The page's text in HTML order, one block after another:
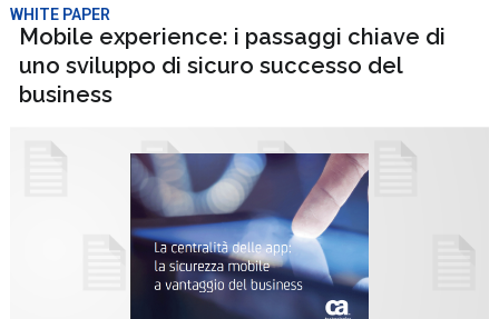
WHITE PAPER
Mobile experience: i passaggi chiave di
uno sviluppo di sicuro successo del
business